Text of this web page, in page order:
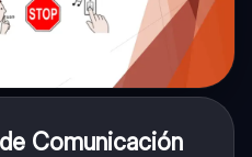
Comunicación